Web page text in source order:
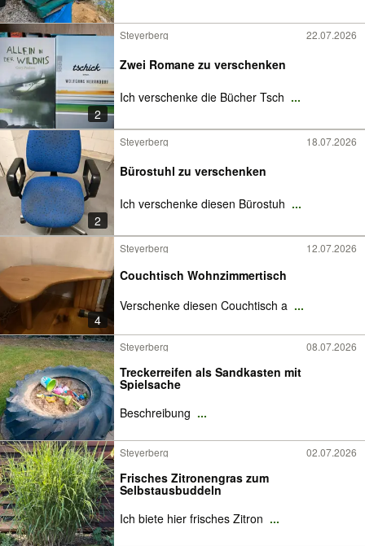
2
Steyerberg 22.07.2026
Zwei Romane zu verschenken
Ich verschenke die Bücher Tsch ...
2
Steyerberg 18.07.2026
Bürostuhl zu verschenken
Ich verschenke diesen Bürostuh ...
4
Steyerberg 12.07.2026
Couchtisch Wohnzimmertisch
Verschenke diesen Couchtisch a ...
Steyerberg 08.07.2026
Treckerreifen als Sandkasten mit
Spielsache
Beschreibung ...
Steyerberg 02.07.2026
Frisches Zitronengras zum
Selbstausbuddeln
Ich biete hier frisches Zitron ...